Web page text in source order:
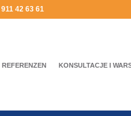
42 63 61
REFERENZEN KONSULTACJE I